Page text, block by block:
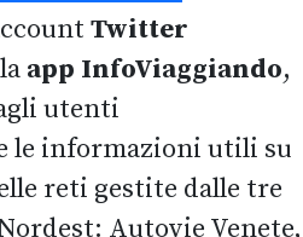
Twitter
app InfoViaggiando,
utenti
le informazioni utili su
reti gestite dalle tre
Autovie Venete,